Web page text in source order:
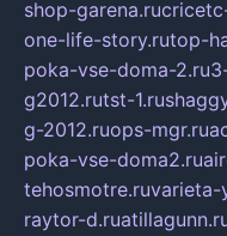
shop-garena.ru
one-life-story.rutop-
poka-vse-doma-2.ru
g2012.rutst-1.ru
g-2012.ruops-mgr.ru
poka-vse-doma2.ru
tehosmotre.ruvarieta-
raytor-d.ru